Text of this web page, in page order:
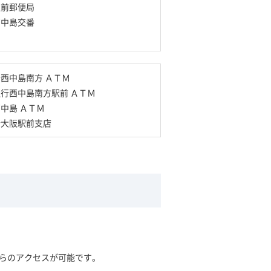
郵便局
島交番
中島南方 ＡＴＭ
西中島南方駅前 ＡＴＭ
島 ＡＴＭ
阪駅前支店
アクセスが可能です。